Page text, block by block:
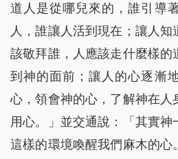
道人是從哪兒來的，誰引導
人，誰讓人活到現在；讓人
該敬拜誰，人應該走什麼樣的
到神的面前；讓人的心逐漸
心，領會神的心，了解神在
用心。
」並交通說：「其實
這樣的環境喚醒我們麻木的心